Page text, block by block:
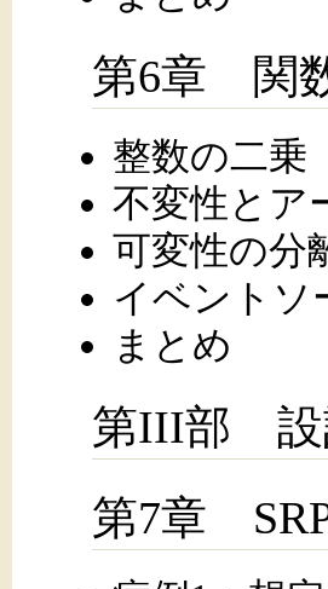
第6章 関
整数の二乗
不変性とア
可変性の分
イベントソ
まとめ
第III部 設
第7章